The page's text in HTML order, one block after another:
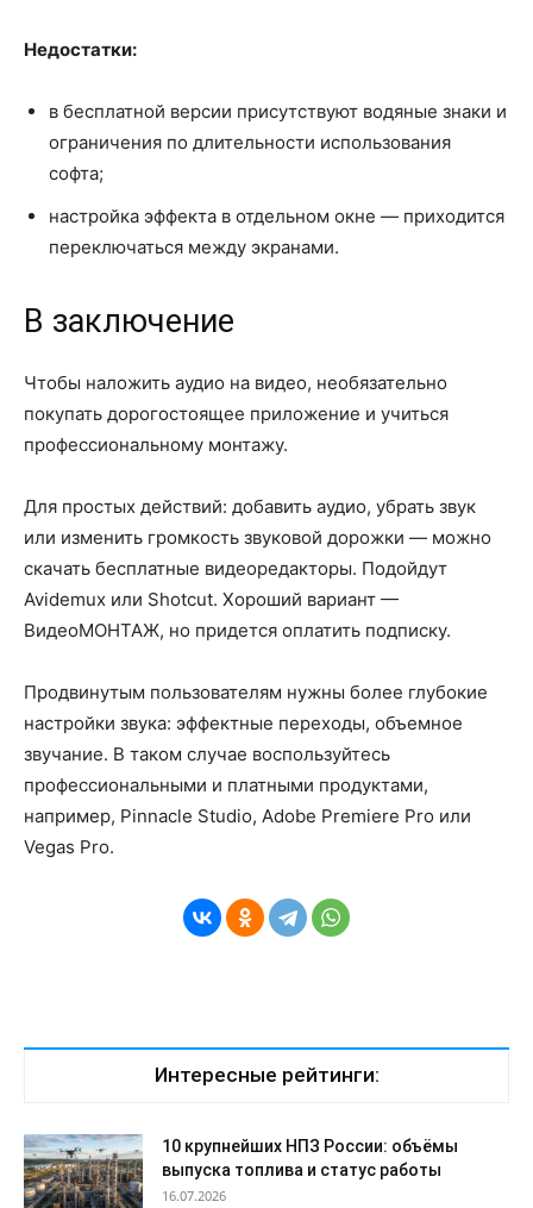
Недостатки:
в бесплатной версии присутствуют водяные знаки и
ограничения по длительности использования
софта;
настройка эффекта в отдельном окне — приходится
переключаться между экранами.
В заключение
Чтобы наложить аудио на видео, необязательно
покупать дорогостоящее приложение и учиться
профессиональному монтажу.
Для простых действий: добавить аудио, убрать звук
или изменить громкость звуковой дорожки — можно
скачать бесплатные видеоредакторы. Подойдут
Avidemux или Shotcut. Хороший вариант —
ВидеоМОНТАЖ, но придется оплатить подписку.
Продвинутым пользователям нужны более глубокие
настройки звука: эффектные переходы, объемное
звучание. В таком случае воспользуйтесь
профессиональными и платными продуктами,
например, Pinnacle Studio, Adobe Premiere Pro или
Vegas Pro​.
Интересные рейтинги:
10 крупнейших НПЗ России: объёмы
выпуска топлива и статус работы
16.07.2026